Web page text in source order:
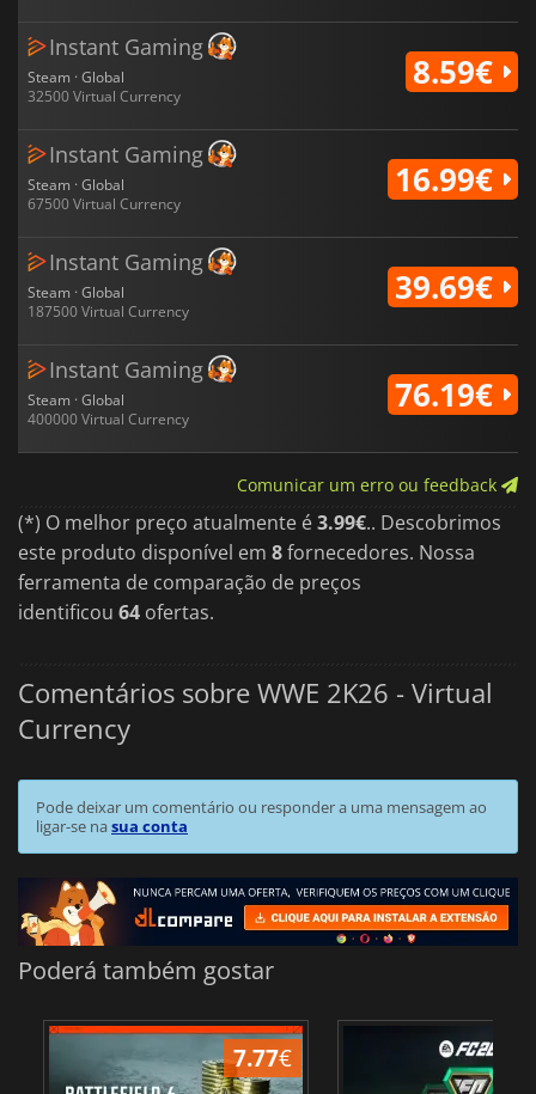
Instant Gaming
Steam · Global
32500 Virtual Currency
8.59€
Instant Gaming
Steam · Global
67500 Virtual Currency
16.99€
Instant Gaming
Steam · Global
187500 Virtual Currency
39.69€
Instant Gaming
Steam · Global
400000 Virtual Currency
76.19€
Comunicar um erro ou feedback
(*) O melhor preço atualmente é3.99€.. Descobrimos
este produto disponível em 8fornecedores. Nossa
ferramenta de comparação de preços
identificou 64 ofertas.
Comentários sobre WWE 2K26 - Virtual
Currency
Pode deixar um comentário ou responder a uma mensagem ao
ligar-se nasua conta
Poderá também gostar
7.77€